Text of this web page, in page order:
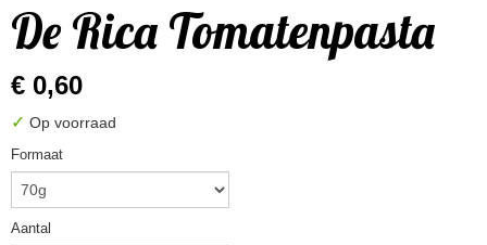
De Rica Tomatenpasta
€ 0,60
✓ Op voorraad
Formaat
Aantal